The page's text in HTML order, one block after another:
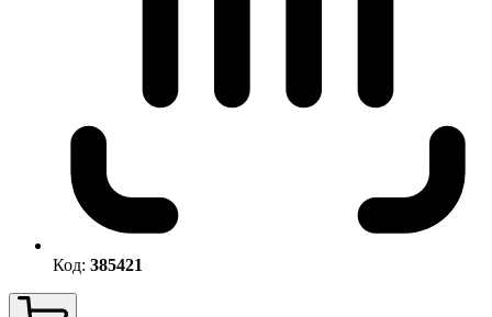
Код: 385421